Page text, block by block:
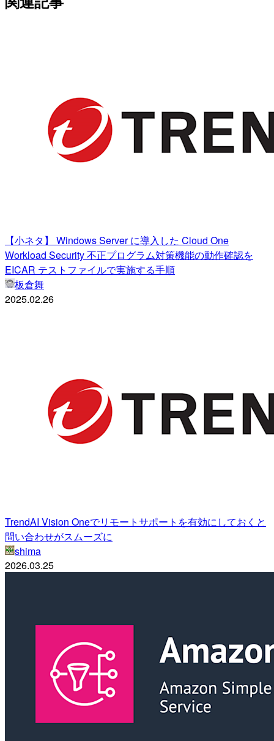
【小ネタ】 Windows Server に導入した Cloud One
Workload Security 不正プログラム対策機能の動作確認を
EICAR テストファイルで実施する手順
板倉舞
2025.02.26
TrendAI Vision Oneでリモートサポートを有効にしておくと
問い合わせがスムーズに
shima
2026.03.25